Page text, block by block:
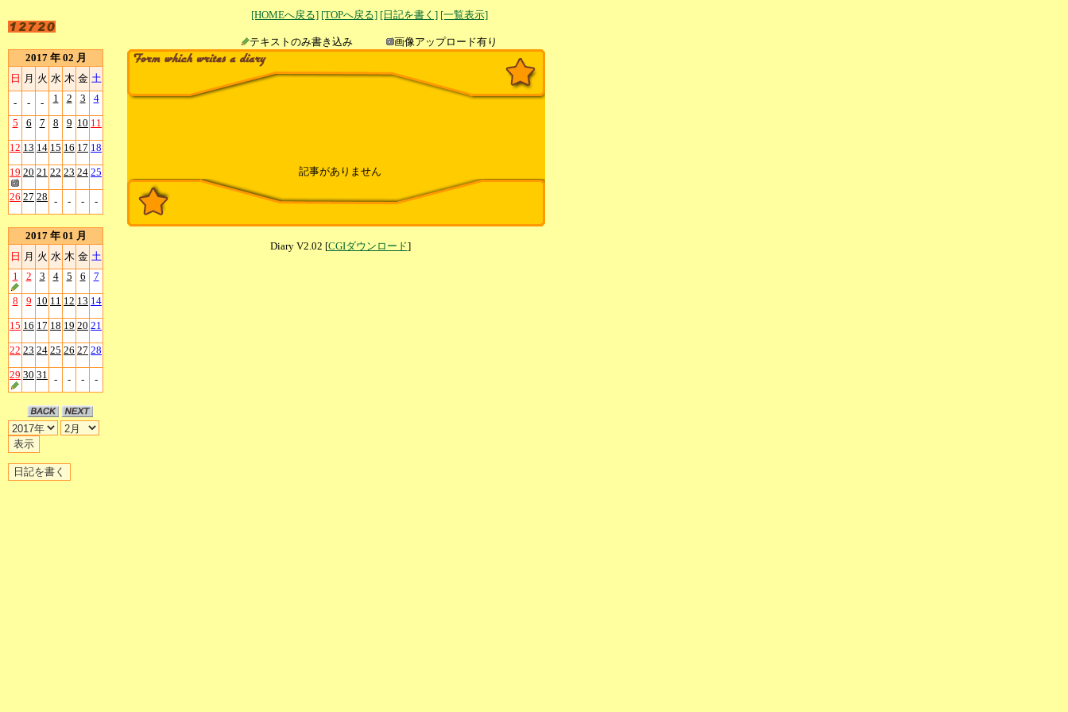
[HOMEへ戻る] [TOPへ戻る] [日記を書く] [一覧表示]
テキストのみ書き込み
画像アップロード有り
2017 年 02 月
日 月 火 水 木 金 土
- - - 1 2 3 4
5 6 7 8 9 10 11
12 13 14 15 16 17 18
19 20 21 22 23 24 25
26 27 28 - - - -
2017 年 01 月
日 月 火 水 木 金 土
1
2 3 4 5 6 7
8 9 10 11 12 13 14
15 16 17 18 19 20 21
22 23 24 25 26 27 28
29 30 31 - - - -
記事がありません
Diary V2.02 [CGIダウンロード]